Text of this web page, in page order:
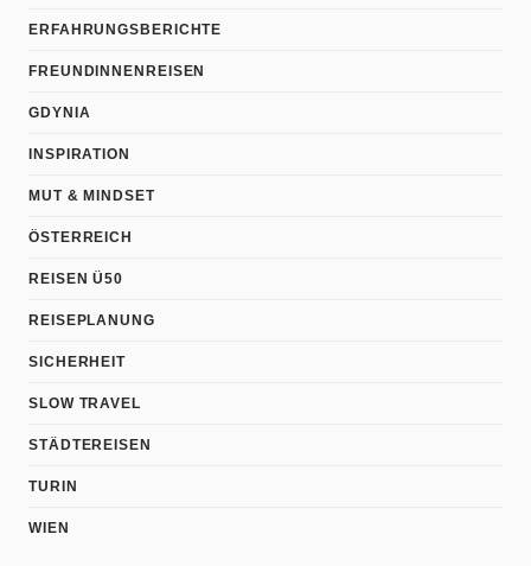
ERFAHRUNGSBERICHTE
FREUNDINNENREISEN
GDYNIA
INSPIRATION
MUT & MINDSET
ÖSTERREICH
REISEN Ü50
REISEPLANUNG
SICHERHEIT
SLOW TRAVEL
STÄDTEREISEN
TURIN
WIEN